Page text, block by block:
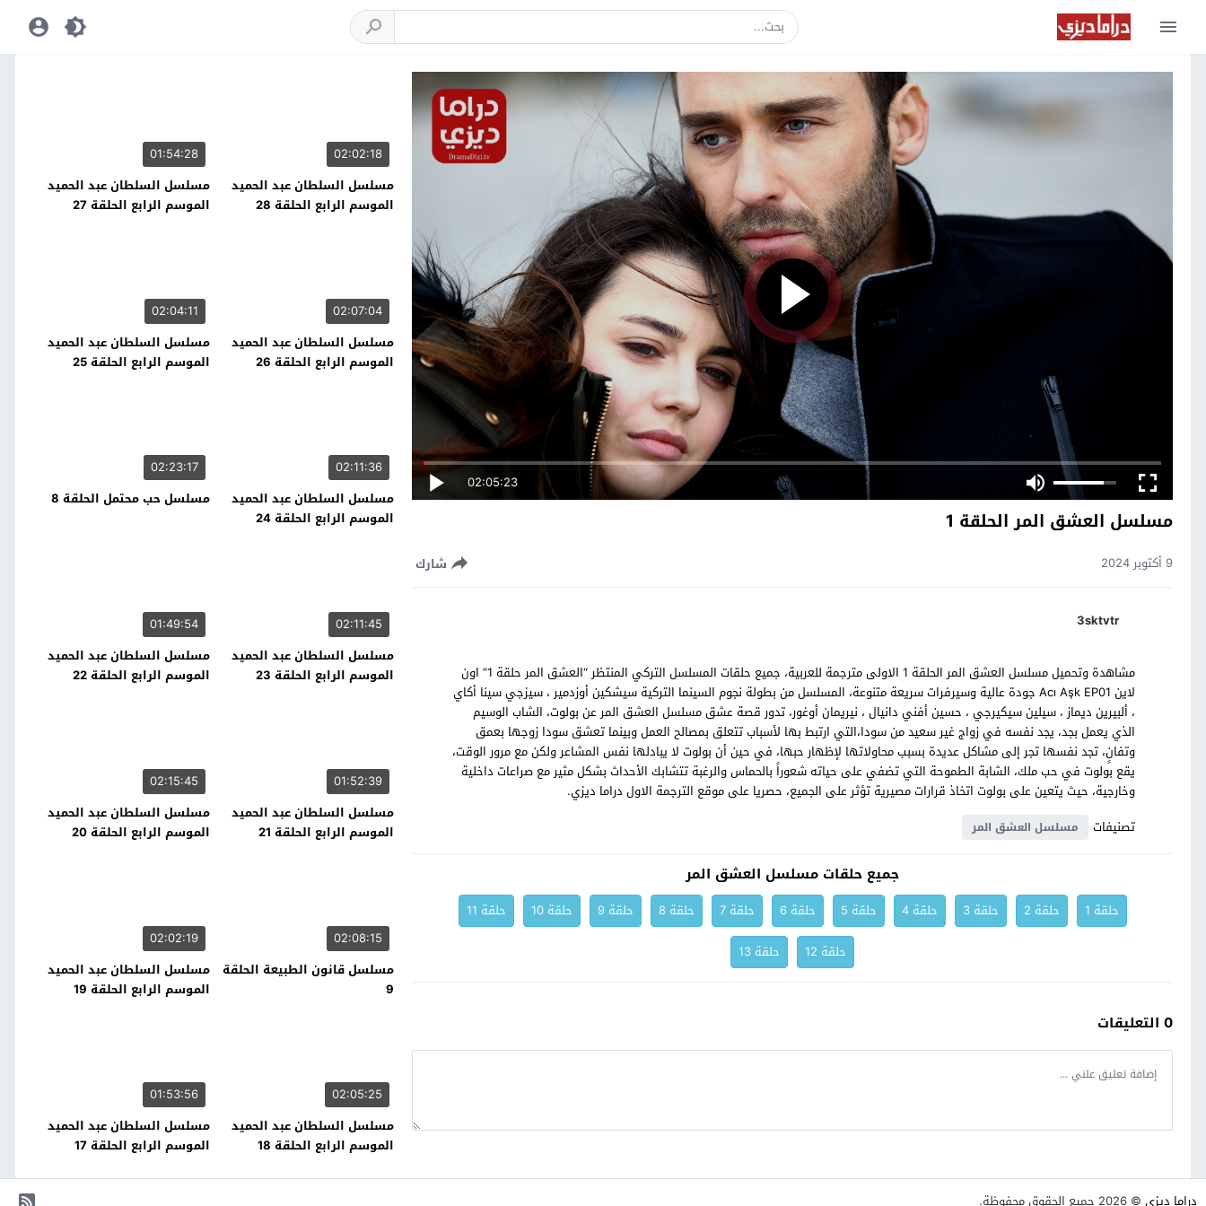
02:05:23
مسلسل العشق المر الحلقة 1
9 أكتوبر 2024 شارك
3sktvtr
مشاهدة وتحميل مسلسل العشق المر الحلقة 1 الاولى مترجمة للعربية، جميع حلقات المسلسل التركي المنتظر “العشق المر حلقة 1” اون
لاين Acı Aşk EP01 جودة عالية وسيرفرات سريعة متنوعة، المسلسل من بطولة نجوم السينما التركية سيشكين أوزدمير ، سيزجي سينا ​​أكاي
، ألبيرين ديماز ، سيلين سيكيرجي ، حسين أفني دانيال ، نيريمان أوغور، تدور قصة عشق مسلسل العشق المر عن بولوت، الشاب الوسيم
الذي يعمل بجد، يجد نفسه في زواج غير سعيد من سودا،التي ارتبط بها لأسباب تتعلق بمصالح العمل وبينما تعشق سودا زوجها بعمق
وتفانٍ، تجد نفسها تجر إلى مشاكل عديدة بسبب محاولاتها لإظهار حبها، في حين أن بولوت لا يبادلها نفس المشاعر ولكن مع مرور الوقت،
يقع بولوت في حب ملك، الشابة الطموحة التي تضفي على حياته شعوراً بالحماس والرغبة تتشابك الأحداث بشكل مثير مع صراعات داخلية
وخارجية، حيث يتعين على بولوت اتخاذ قرارات مصيرية تؤثر على الجميع، حصريا على موقع الترجمة الاول دراما ديزي.
تصنيفات
مسلسل العشق المر
جميع حلقات مسلسل العشق المر
حلقة 1 حلقة 2 حلقة 3 حلقة 4 حلقة 5 حلقة 6 حلقة 7 حلقة 8 حلقة 9 حلقة 10
حلقة 11
حلقة 12
حلقة 13
0 التعليقات
02:02:18
مسلسل السلطان عبد الحميد
الموسم الرابع الحلقة 28
01:54:28
مسلسل السلطان عبد الحميد
الموسم الرابع الحلقة 27
02:07:04
مسلسل السلطان عبد الحميد
الموسم الرابع الحلقة 26
02:04:11
مسلسل السلطان عبد الحميد
الموسم الرابع الحلقة 25
02:11:36
مسلسل السلطان عبد الحميد
الموسم الرابع الحلقة 24
02:23:17
مسلسل حب محتمل الحلقة 8
02:11:45
مسلسل السلطان عبد الحميد
الموسم الرابع الحلقة 23
01:49:54
مسلسل السلطان عبد الحميد
الموسم الرابع الحلقة 22
01:52:39
مسلسل السلطان عبد الحميد
الموسم الرابع الحلقة 21
02:15:45
مسلسل السلطان عبد الحميد
الموسم الرابع الحلقة 20
02:08:15
مسلسل قانون الطبيعة الحلقة
9
02:02:19
مسلسل السلطان عبد الحميد
الموسم الرابع الحلقة 19
02:05:25
مسلسل السلطان عبد الحميد
الموسم الرابع الحلقة 18
01:53:56
مسلسل السلطان عبد الحميد
الموسم الرابع الحلقة 17
دراما ديزي © 2026 جميع الحقوق محفوظة.